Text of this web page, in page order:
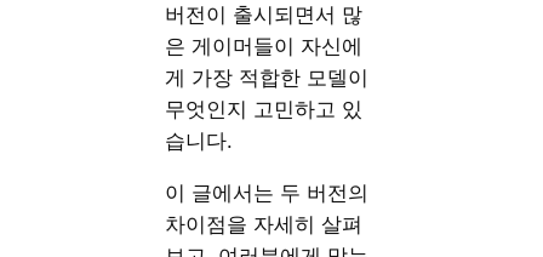
버전이 출시되면서 많
은 게이머들이 자신에
게 가장 적합한 모델이
무엇인지 고민하고 있
습니다.
이 글에서는 두 버전의
차이점을 자세히 살펴